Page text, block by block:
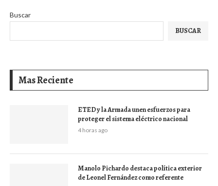
Buscar
BUSCAR
Mas Reciente
ETED y la Armada unen esfuerzos para
proteger el sistema eléctrico nacional
4 horas ago
Manolo Pichardo destaca política exterior
de Leonel Fernández como referente